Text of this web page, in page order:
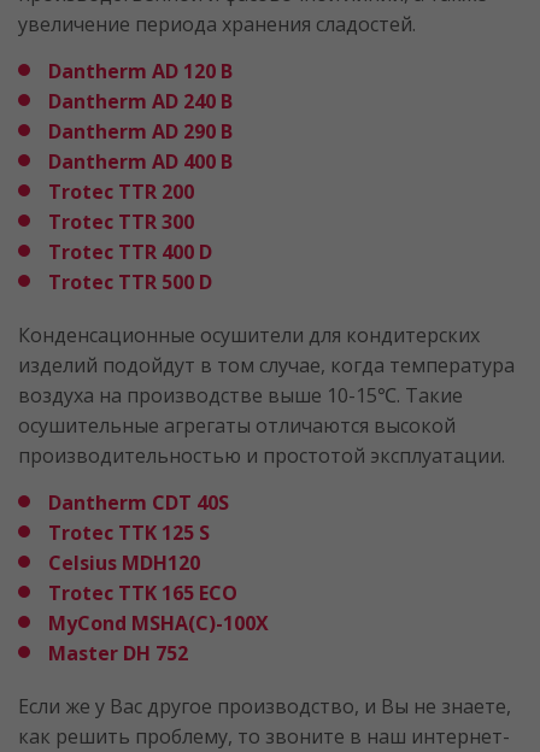
увеличение периода хранения сладостей.
Dantherm AD 120 B
Dantherm AD 240 B
Dantherm AD 290 B
Dantherm AD 400 B
Trotec TTR 200
Trotec TTR 300
Trotec TTR 400 D
Trotec TTR 500 D
Конденсационные осушители для кондитерских
изделий подойдут в том случае, когда температура
воздуха на производстве выше 10-15℃. Такие
осушительные агрегаты отличаются высокой
производительностью и простотой эксплуатации.
Dantherm CDT 40S
Trotec TTK 125 S
Celsius MDH120
Trotec TTK 165 ЕСО
MyСond MSHA(C)-100X
Master DH 752
Если же у Вас другое производство, и Вы не знаете,
как решить проблему, то звоните в наш интернет-